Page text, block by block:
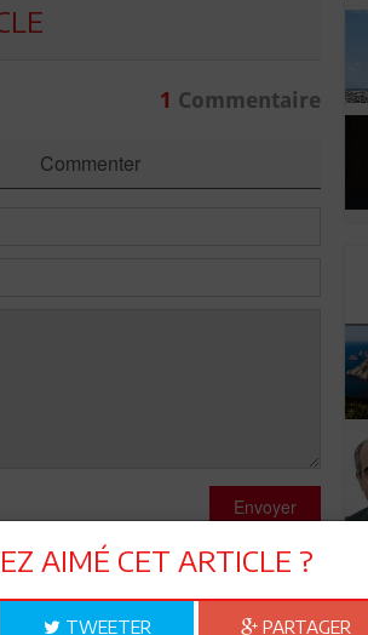
1 Commentaire
Commenter
Envoyer
AIMÉ CET ARTICLE ?
TWEETER PARTAGER